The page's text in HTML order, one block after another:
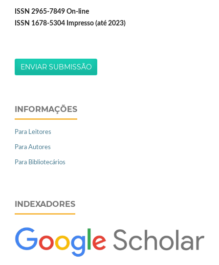
ISSN 2965-7849 On-line
ISSN 1678-5304 Impresso (até 2023)
ENVIAR SUBMISSÃO
INFORMAÇÕES
Para Leitores
Para Autores
Para Bibliotecários
INDEXADORES